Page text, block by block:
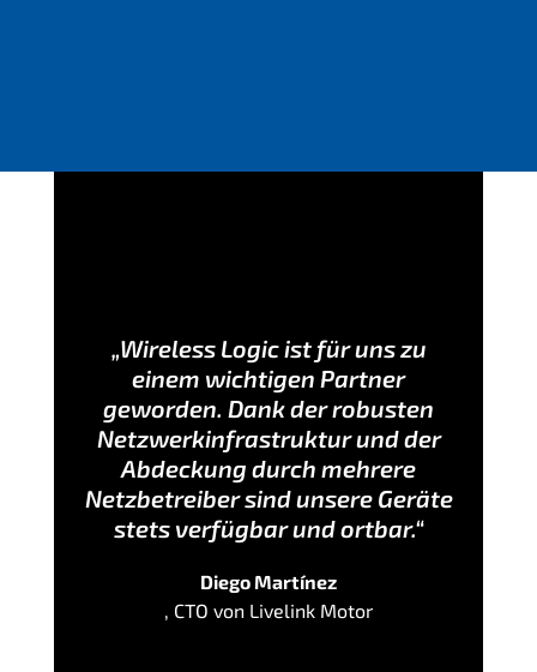
„Wireless Logic ist für uns zu
einem wichtigen Partner
geworden. Dank der robusten
Netzwerkinfrastruktur und der
Abdeckung durch mehrere
Netzbetreiber sind unsere Geräte
stets verfügbar und ortbar.“
Diego Martínez
, CTO von Livelink Motor